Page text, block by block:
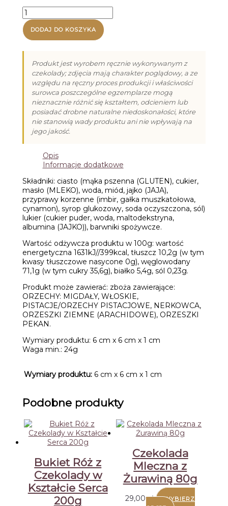
ilość
Piernik
na
Halloween
DODAJ DO KOSZYKA
Produkt jest wyrobem ręcznie wykonywanym z
czekolady; zdjęcia mają charakter poglądowy, a ze
względu na ręczny proces produkcji i właściwości
surowca poszczególne egzemplarze mogą
nieznacznie różnić się kształtem, odcieniem lub
posiadać drobne naturalne niedoskonałości, które
nie stanowią wady produktu ani nie wpływają na
jego jakość.
Opis
Informacje dodatkowe
Składniki: ciasto (mąka pszenna (GLUTEN), cukier,
masło (MLEKO), woda, miód, jajko (JAJA),
przyprawy korzenne (imbir, gałka muszkatołowa,
cynamon), syrop glukozowy, soda oczyszczona, sól)
lukier (cukier puder, woda, maltodekstryna,
albumina (JAJKO)), barwniki spożywcze.
Wartość odżywcza produktu w 100g: wartość
energetyczna 1631kJ//399kcal, tłuszcz 10,2g (w tym
kwasy tłuszczowe nasycone 0g), węglowodany
71,1g (w tym cukry 35,6g), białko 5,4g, sól 0,23g.
Produkt może zawierać: zboża zawierające:
ORZECHY: MIGDAŁY, WŁOSKIE,
PISTACJE/ORZECHY PISTACJOWE, NERKOWCA,
ORZESZKI ZIEMNE (ARACHIDOWE), ORZESZKI
PEKAN.
Wymiary produktu: 6 cm x 6 cm x 1 cm
Waga min.: 24g
Wymiary produktu: 6 cm x 6 cm x 1 cm
Podobne produkty
Bukiet Róż z
Czekolady w
Kształcie Serca
200g
Czekolada
Mleczna z
Żurawiną 80g
29,00zł
WYBIERZ